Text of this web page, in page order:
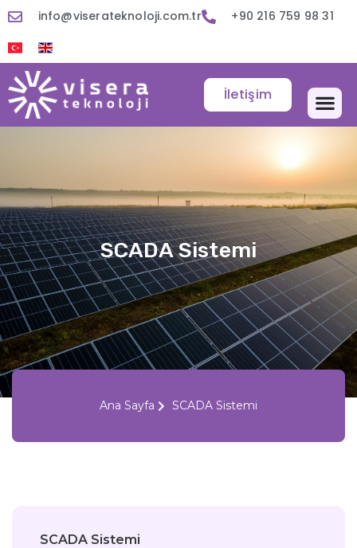
info@viserateknoloji.com.tr +90 216 759 98 31
İletişim
SCADA Sistemi
Ana Sayfa SCADA Sistemi
SCADA Sistemi